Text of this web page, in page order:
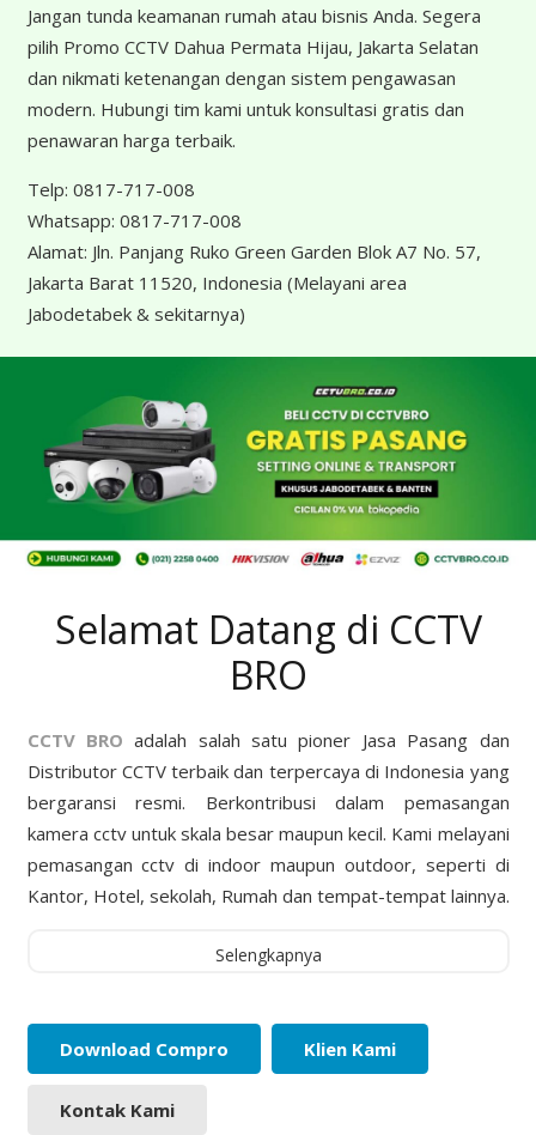
Jangan tunda keamanan rumah atau bisnis Anda. Segera
pilih Promo CCTV Dahua Permata Hijau, Jakarta Selatan
dan nikmati ketenangan dengan sistem pengawasan
modern. Hubungi tim kami untuk konsultasi gratis dan
penawaran harga terbaik.
Telp: 0817-717-008
Whatsapp: 0817-717-008
Alamat: Jln. Panjang Ruko Green Garden Blok A7 No. 57,
Jakarta Barat 11520, Indonesia (Melayani area
Jabodetabek & sekitarnya)
Selamat Datang di CCTV
BRO
CCTV BRO adalah salah satu pioner Jasa Pasang dan
Distributor CCTV terbaik dan terpercaya di Indonesia yang
bergaransi resmi. Berkontribusi dalam pemasangan
kamera cctv untuk skala besar maupun kecil. Kami melayani
pemasangan cctv di indoor maupun outdoor, seperti di
Kantor, Hotel, sekolah, Rumah dan tempat-tempat lainnya.
Selengkapnya
Download Compro Klien Kami
Kontak Kami